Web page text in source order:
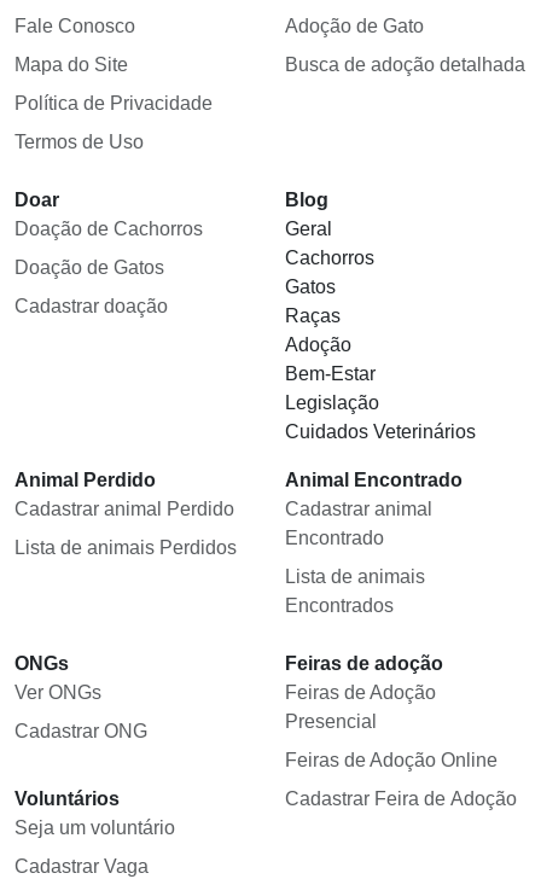
Fale Conosco
Mapa do Site
Política de Privacidade
Termos de Uso
Adoção de Gato
Busca de adoção detalhada
Doar
Doação de Cachorros
Doação de Gatos
Cadastrar doação
Blog
Geral
Cachorros
Gatos
Raças
Adoção
Bem-Estar
Legislação
Cuidados Veterinários
Animal Perdido
Cadastrar animal Perdido
Lista de animais Perdidos
Animal Encontrado
Cadastrar animal
Encontrado
Lista de animais
Encontrados
ONGs
Ver ONGs
Cadastrar ONG
Voluntários
Seja um voluntário
Cadastrar Vaga
Feiras de adoção
Feiras de Adoção
Presencial
Feiras de Adoção Online
Cadastrar Feira de Adoção